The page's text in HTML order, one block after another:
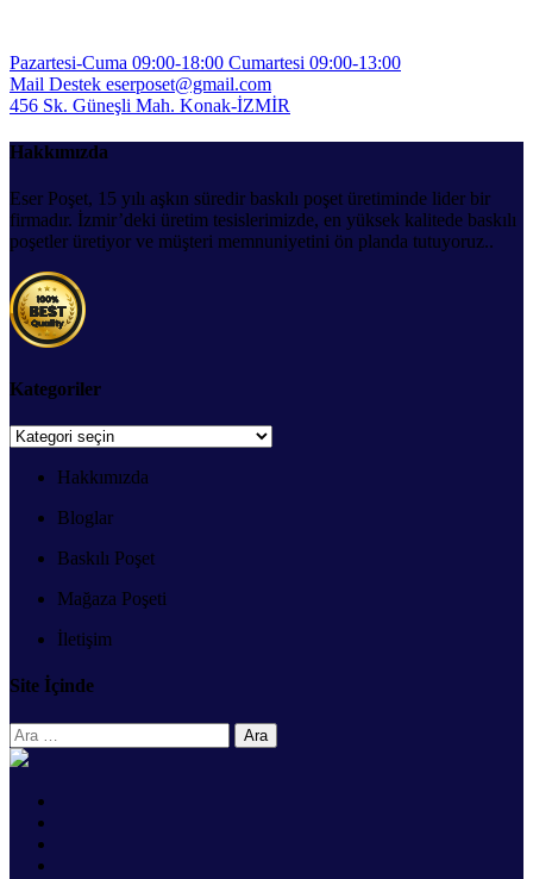
Pazartesi-Cuma 09:00-18:00 Cumartesi 09:00-13:00
Mail Destek eserposet@gmail.com
456 Sk. Güneşli Mah. Konak-İZMİR
Hakkımızda
Eser Poşet, 15 yılı aşkın süredir baskılı poşet üretiminde lider bir
firmadır. İzmir’deki üretim tesislerimizde, en yüksek kalitede baskılı
poşetler üretiyor ve müşteri memnuniyetini ön planda tutuyoruz..
Kategoriler
Kategoriler
Hakkımızda
Bloglar
Baskılı Poşet
Mağaza Poşeti
İletişim
Site İçinde
Arama: